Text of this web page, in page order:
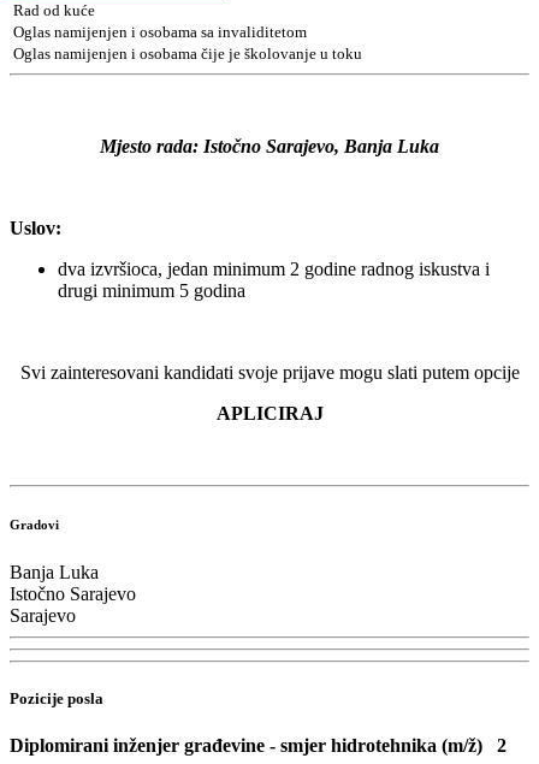
Rad od kuće
Oglas namijenjen i osobama sa invaliditetom
Oglas namijenjen i osobama čije je školovanje u toku
Mjesto rada: Istočno Sarajevo, Banja Luka
Uslov:
dva izvršioca, jedan minimum 2 godine radnog iskustva i
drugi minimum 5 godina
Svi zainteresovani kandidati svoje prijave mogu slati putem opcije
APLICIRAJ
Gradovi
Banja Luka
Istočno Sarajevo
Sarajevo
Pozicije posla
Diplomirani inženjer građevine - smjer hidrotehnika (m/ž) 2